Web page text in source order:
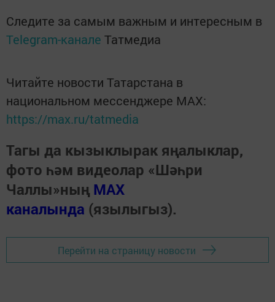
Следите за самым важным и интересным в
Telegram-канале Татмедиа
Читайте новости Татарстана в
национальном мессенджере MАХ:
https://max.ru/tatmedia
Тагы да кызыклырак яңалыклар,
фото һәм видеолар «Шәһри
Чаллы»ның MAX
каналында (язылыгыз).
Перейти на страницу новости